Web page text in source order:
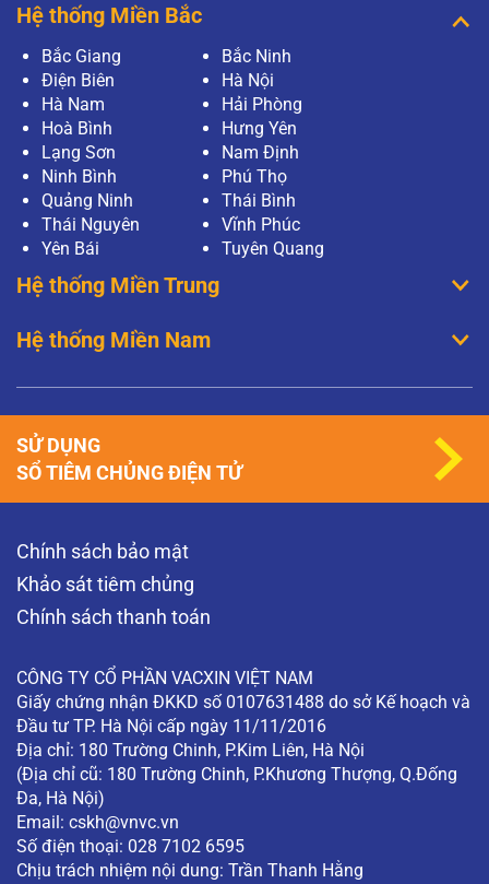
Hệ thống Miền Bắc
Bắc Giang
Bắc Ninh
Điện Biên
Hà Nội
Hà Nam
Hải Phòng
Hoà Bình
Hưng Yên
Lạng Sơn
Nam Định
Ninh Bình
Phú Thọ
Quảng Ninh
Thái Bình
Thái Nguyên
Vĩnh Phúc
Yên Bái
Tuyên Quang
Hệ thống Miền Trung
Hệ thống Miền Nam
Chính sách bảo mật
Khảo sát tiêm chủng
Chính sách thanh toán
CÔNG TY CỔ PHẦN VACXIN VIỆT NAM
Giấy chứng nhận ĐKKD số 0107631488 do sở Kế hoạch và
Đầu tư TP. Hà Nội cấp ngày 11/11/2016
Địa chỉ: 180 Trường Chinh, P.Kim Liên, Hà Nội
(Địa chỉ cũ: 180 Trường Chinh, P.Khương Thượng, Q.Đống
Đa, Hà Nội)
Email: cskh@vnvc.vn
Số điện thoại: 028 7102 6595
Chịu trách nhiệm nội dung: Trần Thanh Hằng
SỬ DỤNG
SỔ TIÊM CHỦNG ĐIỆN TỬ